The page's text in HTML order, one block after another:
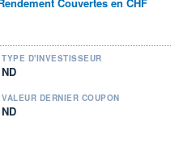
TYPE D'INVESTISSEUR
ND
VALEUR DERNIER COUPON
ND